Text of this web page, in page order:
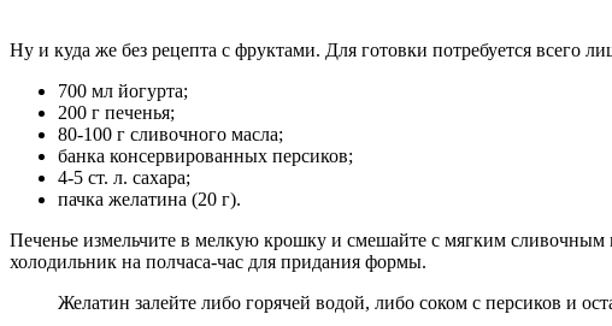
Ну и куда же без рецепта с фруктами. Для готовки потребуется всего
700 мл йогурта;
200 г печенья;
80-100 г сливочного масла;
банка консервированных персиков;
4-5 ст. л. сахара;
пачка желатина (20 г).
Печенье измельчите в мелкую крошку и смешайте с мягким сливочным
холодильник на полчаса-час для придания формы.
Желатин залейте либо горячей водой, либо соком с персиков и